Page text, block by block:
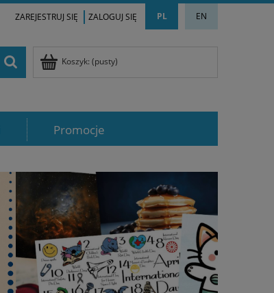
PL EN
ZAREJESTRUJ SIĘ ZALOGUJ SIĘ
Koszyk: (pusty)
Promocje